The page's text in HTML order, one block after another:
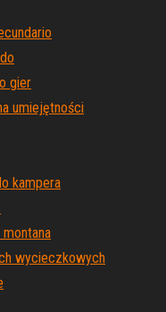
gier
umiejętności
kampera
wycieczkowych